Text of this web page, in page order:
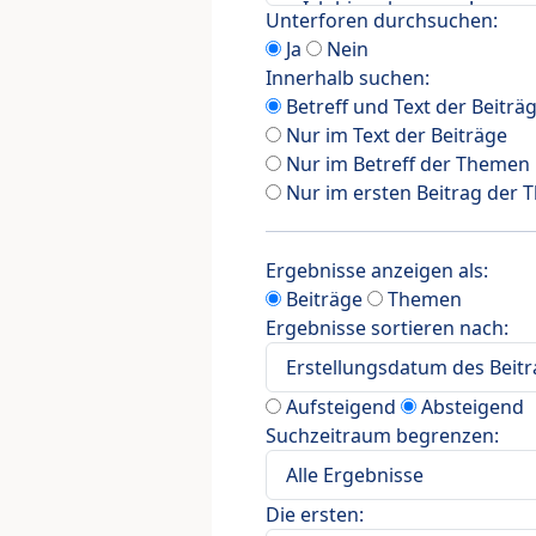
Unterforen durchsuchen:
Ja
Nein
Innerhalb suchen:
Betreff und Text der
Nur im Text der Beiträge
Nur im Betreff der Themen
Nur im ersten Beitrag der
Ergebnisse anzeigen als:
Beiträge
Themen
Ergebnisse sortieren nach:
Aufsteigend
Absteigend
Suchzeitraum begrenzen:
Die ersten: